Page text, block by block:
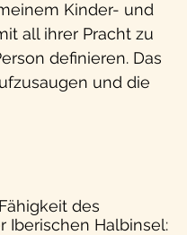
Kinder- und
all ihrer Pracht zu
definieren. Das
und die
des
Iberischen Halbinsel: